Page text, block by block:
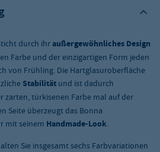
durch ihraußergewöhnliches Design
Farbe und der einzigartigen Form jeden
von Frühling. Die Hartglasuroberfläche
Stabilität und ist dadurch
zarten, türkisenen Farbe mal auf der
Seite überzeugt das Bonna
mit seinem Handmade-Look.
Sie insgesamt sechs Farbvariationen